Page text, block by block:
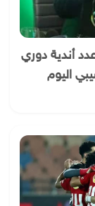
أندية دوري
اليوم